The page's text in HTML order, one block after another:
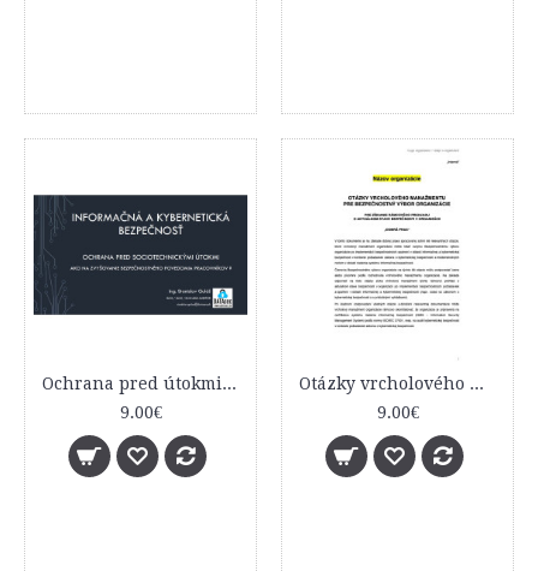
Ochrana pred útokmi sociálneho inžinierstva
9.00€
Otázky vrcholového manažmentu pre bezpečnostný výbor organizácie
9.00€